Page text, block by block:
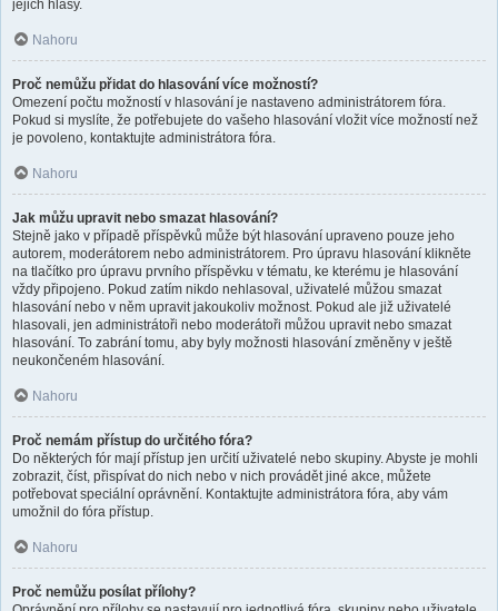
jejich hlasy.
Nahoru
Proč nemůžu přidat do hlasování více možností?
Omezení počtu možností v hlasování je nastaveno administrátorem fóra.
Pokud si myslíte, že potřebujete do vašeho hlasování vložit více možností než
je povoleno, kontaktujte administrátora fóra.
Nahoru
Jak můžu upravit nebo smazat hlasování?
Stejně jako v případě příspěvků může být hlasování upraveno pouze jeho
autorem, moderátorem nebo administrátorem. Pro úpravu hlasování klikněte
na tlačítko pro úpravu prvního příspěvku v tématu, ke kterému je hlasování
vždy připojeno. Pokud zatím nikdo nehlasoval, uživatelé můžou smazat
hlasování nebo v něm upravit jakoukoliv možnost. Pokud ale již uživatelé
hlasovali, jen administrátoři nebo moderátoři můžou upravit nebo smazat
hlasování. To zabrání tomu, aby byly možnosti hlasování změněny v ještě
neukončeném hlasování.
Nahoru
Proč nemám přístup do určitého fóra?
Do některých fór mají přístup jen určití uživatelé nebo skupiny. Abyste je mohli
zobrazit, číst, přispívat do nich nebo v nich provádět jiné akce, můžete
potřebovat speciální oprávnění. Kontaktujte administrátora fóra, aby vám
umožnil do fóra přístup.
Nahoru
Proč nemůžu posílat přílohy?